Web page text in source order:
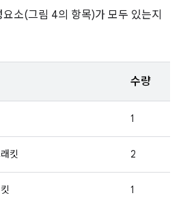
소(그림 4의 항목)가 모두 있는지
수량
1
킷 2
1